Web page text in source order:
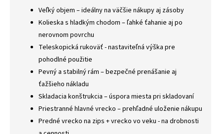
Veľký objem – ideálny na väčšie nákupy aj zásoby
Kolieska s hladkým chodom – ľahké ťahanie aj po
nerovnom povrchu
Teleskopická rukoväť - nastaviteľná výška pre
pohodlné použitie
Pevný a stabilný rám – bezpečné prenášanie aj
ťažšieho nákladu
Skladacia konštrukcia – úspora miesta pri skladovaní
Priestranné hlavné vrecko – prehľadné uloženie nákupu
Predné vrecko na zips + vrecko vo veku - na drobnosti